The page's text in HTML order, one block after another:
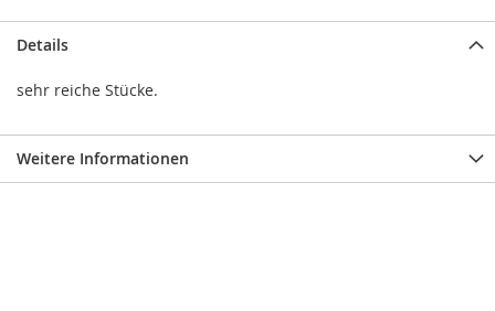
Details
sehr reiche Stücke.
Weitere Informationen